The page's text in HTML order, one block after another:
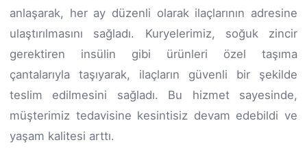
anlaşarak, her ay düzenli olarak ilaçlarının adresine
ulaştırılmasını sağladı. Kuryelerimiz, soğuk zincir
gerektiren insülin gibi ürünleri özel taşıma
çantalarıyla taşıyarak, ilaçların güvenli bir şekilde
teslim edilmesini sağladı. Bu hizmet sayesinde,
müşterimiz tedavisine kesintisiz devam edebildi ve
yaşam kalitesi arttı.